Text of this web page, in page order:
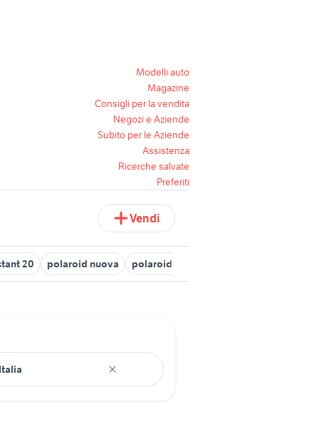
Modelli auto
Magazine
Consigli per la vendita
Negozi e Aziende
Subito per le Aziende
Assistenza
Ricerche salvate
Preferiti
Vendi
20 polaroid nuova polaroid 105